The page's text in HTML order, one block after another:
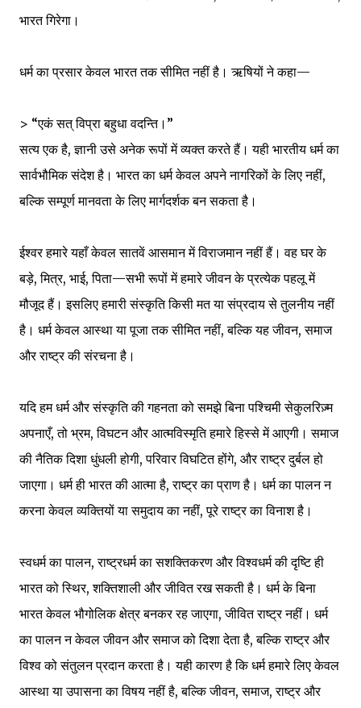
भारत गिरेगा।
धर्म का प्रसार केवल भारत तक सीमित नहीं है। ऋषियों ने कहा—
> “एकं सत् विप्रा बहुधा वदन्ति।”
सत्य एक है, ज्ञानी उसे अनेक रूपों में व्यक्त करते हैं। यही भारतीय धर्म का
सार्वभौमिक संदेश है। भारत का धर्म केवल अपने नागरिकों के लिए नहीं,
बल्कि सम्पूर्ण मानवता के लिए मार्गदर्शक बन सकता है।
ईश्वर हमारे यहाँ केवल सातवें आसमान में विराजमान नहीं हैं। वह घर के
बड़े, मित्र, भाई, पिता—सभी रूपों में हमारे जीवन के प्रत्येक पहलू में
मौजूद हैं। इसलिए हमारी संस्कृति किसी मत या संप्रदाय से तुलनीय नहीं
है। धर्म केवल आस्था या पूजा तक सीमित नहीं, बल्कि यह जीवन, समाज
और राष्ट्र की संरचना है।
यदि हम धर्म और संस्कृति की गहनता को समझे बिना पश्चिमी सेकुलरिज़्म
अपनाएँ, तो भ्रम, विघटन और आत्मविस्मृति हमारे हिस्से में आएगी। समाज
की नैतिक दिशा धुंधली होगी, परिवार विघटित होंगे, और राष्ट्र दुर्बल हो
जाएगा। धर्म ही भारत की आत्मा है, राष्ट्र का प्राण है। धर्म का पालन न
करना केवल व्यक्तियों या समुदाय का नहीं, पूरे राष्ट्र का विनाश है।
स्वधर्म का पालन, राष्ट्रधर्म का सशक्तिकरण और विश्वधर्म की दृष्टि ही
भारत को स्थिर, शक्तिशाली और जीवित रख सकती है। धर्म के बिना
भारत केवल भौगोलिक क्षेत्र बनकर रह जाएगा, जीवित राष्ट्र नहीं। धर्म
का पालन न केवल जीवन और समाज को दिशा देता है, बल्कि राष्ट्र और
विश्व को संतुलन प्रदान करता है। यही कारण है कि धर्म हमारे लिए केवल
आस्था या उपासना का विषय नहीं है, बल्कि जीवन, समाज, राष्ट्र और